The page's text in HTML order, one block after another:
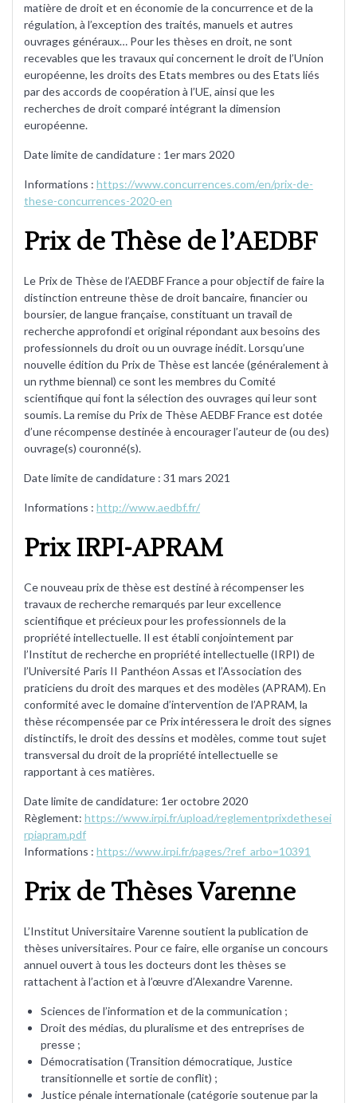
matière de droit et en économie de la concurrence et de la
régulation, à l’exception des traités, manuels et autres
ouvrages généraux… Pour les thèses en droit, ne sont
recevables que les travaux qui concernent le droit de l’Union
européenne, les droits des Etats membres ou des Etats liés
par des accords de coopération à l’UE, ainsi que les
recherches de droit comparé intégrant la dimension
européenne.
Date limite de candidature : 1er mars 2020
Informations : https://www.concurrences.com/en/prix-de-
these-concurrences-2020-en
Prix de Thèse de l’AEDBF
Le Prix de Thèse de l’AEDBF France a pour objectif de faire la
distinction entreune thèse de droit bancaire, financier ou
boursier, de langue française, constituant un travail de
recherche approfondi et original répondant aux besoins des
professionnels du droit ou un ouvrage inédit. Lorsqu’une
nouvelle édition du Prix de Thèse est lancée (généralement à
un rythme biennal) ce sont les membres du Comité
scientifique qui font la sélection des ouvrages qui leur sont
soumis. La remise du Prix de Thèse AEDBF France est dotée
d’une récompense destinée à encourager l’auteur de (ou des)
ouvrage(s) couronné(s).
Date limite de candidature : 31 mars 2021
Informations : http://www.aedbf.fr/
Prix IRPI-APRAM
Ce nouveau prix de thèse est destiné à récompenser les
travaux de recherche remarqués par leur excellence
scientifique et précieux pour les professionnels de la
propriété intellectuelle. Il est établi conjointement par
l’Institut de recherche en propriété intellectuelle (IRPI) de
l’Université Paris II Panthéon Assas et l’Association des
praticiens du droit des marques et des modèles (APRAM). En
conformité avec le domaine d’intervention de l’APRAM, la
thèse récompensée par ce Prix intéressera le droit des signes
distinctifs, le droit des dessins et modèles, comme tout sujet
transversal du droit de la propriété intellectuelle se
rapportant à ces matières.
Date limite de candidature: 1er octobre 2020
Règlement: https://www.irpi.fr/upload/reglementprixdethesei
rpiapram.pdf
Informations : https://www.irpi.fr/pages/?ref_arbo=10391
Prix de Thèses Varenne
L’Institut Universitaire Varenne soutient la publication de
thèses universitaires. Pour ce faire, elle organise un concours
annuel ouvert à tous les docteurs dont les thèses se
rattachent à l’action et à l’œuvre d’Alexandre Varenne.
Sciences de l’information et de la communication ;
Droit des médias, du pluralisme et des entreprises de
presse ;
Démocratisation (Transition démocratique, Justice
transitionnelle et sortie de conflit) ;
Justice pénale internationale (catégorie soutenue par la